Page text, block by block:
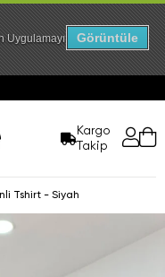
Kargo
Takip
Tshirt - Siyah
Uygulamayı İndir!Görüntüle